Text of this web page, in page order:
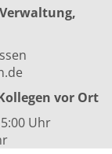
vor Ort
Uhr